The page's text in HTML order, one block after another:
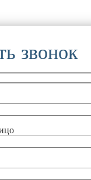
звонок